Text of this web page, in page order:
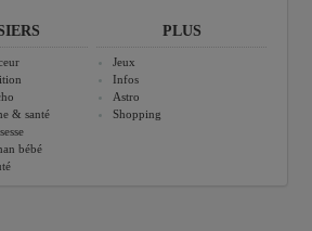
& santé
bébé
PLUS
Jeux
Infos
Astro
Shopping